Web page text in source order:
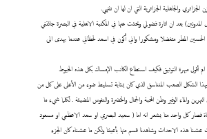
الجزائري والجاهلية الجزائرية التي ان لها ان تنتهي.
المدونين) بعد ان اثارة فضولي وبحثت عنها في المكتبة الاهلية في البصرة جائتني
الحسين المطر متفضلا ومشكورا واني أكون في اسعد لحظاتي عندما يهدى الى
أقول مبهرة التوثيق فكيف استطاع الكاتب الإمساك بكل هذه الخيوط
بهذا الشكل الصعب المتناسق الذي كان بمثابة تسليط ضوء من الأعلى على كل من
والماء الوفير وطن المحبة والجمال والخضرة والنفوس المضيئة . لكلما شيء ما
فصار كل واحد منا يشعر انه اما ( سعيد البصري او سعد الاعظمي او مسعود
عشنا هذه الاحداث وشاهدنا قسم منها بأعيننا ولكن ما عشناه كان الجزء